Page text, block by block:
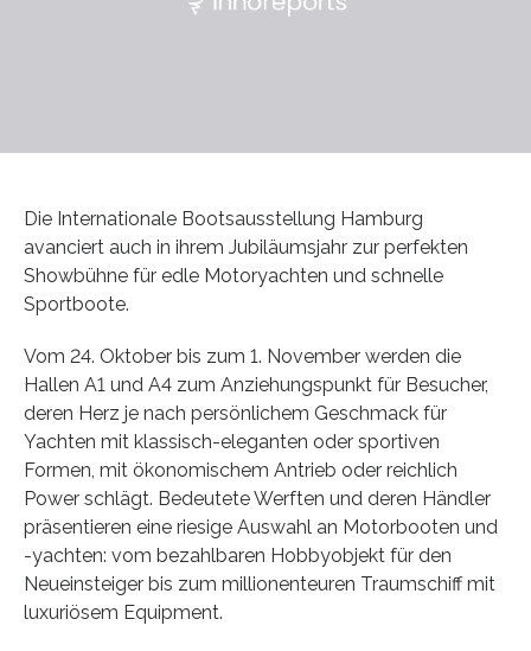
Die Internationale Bootsausstellung Hamburg
avanciert auch in ihrem Jubiläumsjahr zur perfekten
Showbühne für edle Motoryachten und schnelle
Sportboote.
Vom 24. Oktober bis zum 1. November werden die
Hallen A1 und A4 zum Anziehungspunkt für Besucher,
deren Herz je nach persönlichem Geschmack für
Yachten mit klassisch-eleganten oder sportiven
Formen, mit ökonomischem Antrieb oder reichlich
Power schlägt. Bedeutete Werften und deren Händler
präsentieren eine riesige Auswahl an Motorbooten und
-yachten: vom bezahlbaren Hobbyobjekt für den
Neueinsteiger bis zum millionenteuren Traumschiff mit
luxuriösem Equipment.